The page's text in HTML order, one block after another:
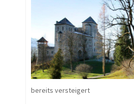
bereits versteigert